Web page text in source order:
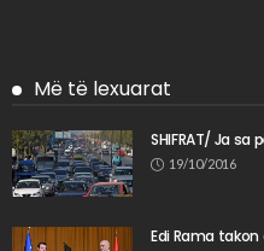
Më të lexuarat
SHIFRAT/ Ja
19/10/2016
Edi Rama